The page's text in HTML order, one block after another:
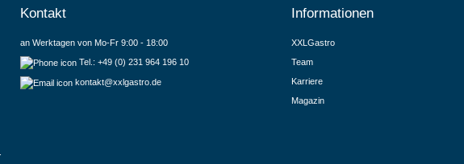
Kontakt
an Werktagen von Mo-Fr 9:00 - 18:00
Tel.: +49 (0) 231 964 196 10
kontakt@xxlgastro.de
Informationen
XXLGastro
Team
Karriere
Magazin